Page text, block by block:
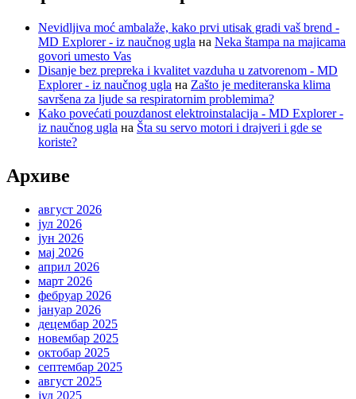
Nevidljiva moć ambalaže, kako prvi utisak gradi vaš brend -
MD Explorer - iz naučnog ugla на Neka štampa na majicama
govori umesto Vas
Disanje bez prepreka i kvalitet vazduha u zatvorenom - MD
Explorer - iz naučnog ugla на Zašto je mediteranska klima
savršena za ljude sa respiratornim problemima?
Kako povećati pouzdanost elektroinstalacija - MD Explorer -
iz naučnog ugla на Šta su servo motori i drajveri i gde se
koriste?
Архиве
август 2026
јул 2026
јун 2026
мај 2026
април 2026
март 2026
фебруар 2026
јануар 2026
децембар 2025
новембар 2025
октобар 2025
септембар 2025
август 2025
јул 2025